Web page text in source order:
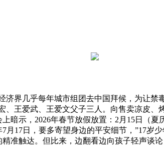
几乎每年城市组团去中国拜候，为让禁
王爱武、王爱文父子三人。向售卖凉皮
暗示，2026年春节放假放置：2月15日（
17日，要多寄望身边的平安细节，”17岁
准触达。但比来，边翻看边向孩子轻声谈